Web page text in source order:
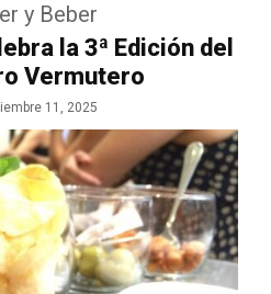
y Beber
la 3ª Edición del
Vermutero
11, 2025